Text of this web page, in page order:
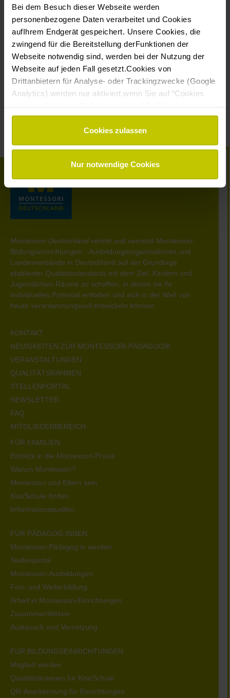
Bei dem Besuch dieser Webseite werden
personenbezogene Daten verarbeitet und Cookies
aufIhrem Endgerät gespeichert. Unsere Cookies, die
zwingend für die Bereitstellung derFunktionen der
Webseite notwendig sind, werden bei der Nutzung der
Webseite auf jeden Fall gesetzt.Cookies von
Drittanbietern für Analyse- oder Trackingzwecke (Google
Analytics) werden nur aktiviert,wenn Sie auf “Cookies
Möglichkeit,die Einwilligungserklärung zu widerrufen)
erfahren Sie in unsererDatenschutzerklärung
Impressum
Cookies zulassen
Nur notwendige Cookies
Sie können sich in jedem Newsletter aus der
Empfängerliste austragen.
Wir nutzen Mailchimp als unsere E-Mail-Marketing-
Plattform. Durch das „Abonnieren“ erkennen Sie
an, dass Ihre Daten zur Verarbeitung an Mailchimp
geschickt werden.
Hier erfahren Sie mehr über die
Datenschutzrichtlinien von Mailchimp.
Montessori Deutschland vertritt und vernetzt Montessori-
Bildungseinrichtungen, -Ausbildungsorganisationen und -
Landesverbände in Deutschland auf der Grundlage
etablierter Qualitätsstandards mit dem Ziel, Kindern und
Jugendlichen Räume zu schaffen, in denen sie ihr
individuelles Potential entfalten und sich in der Welt von
heute verantwortungsvoll entwickeln können.
KONTAKT
NEUIGKEITEN ZUR MONTESSORI-PÄDAGOGIK
VERANSTALTUNGEN
QUALITÄTSRAHMEN
STELLENPORTAL
NEWSLETTER
FAQ
MITGLIEDERBEREICH
FÜR FAMILIEN
Einblick in die Montessori-Praxis
Warum Montessori?
Montessori und Eltern sein
Kita/Schule finden
Informationsquellen
FÜR PÄDAGOG:INNEN
Montessori-Pädagog:in werden
Stellenportal
Montessori-Ausbildungen
Fort- und Weiterbildung
Arbeit in Montessori-Einrichtungen
ZusammenWirken
Austausch und Vernetzung
FÜR BILDUNGSEINRICHTUNGEN
Mitglied werden
Qualitätskriterien für Kita/Schule
QR-Anerkennung für Einrichtungen